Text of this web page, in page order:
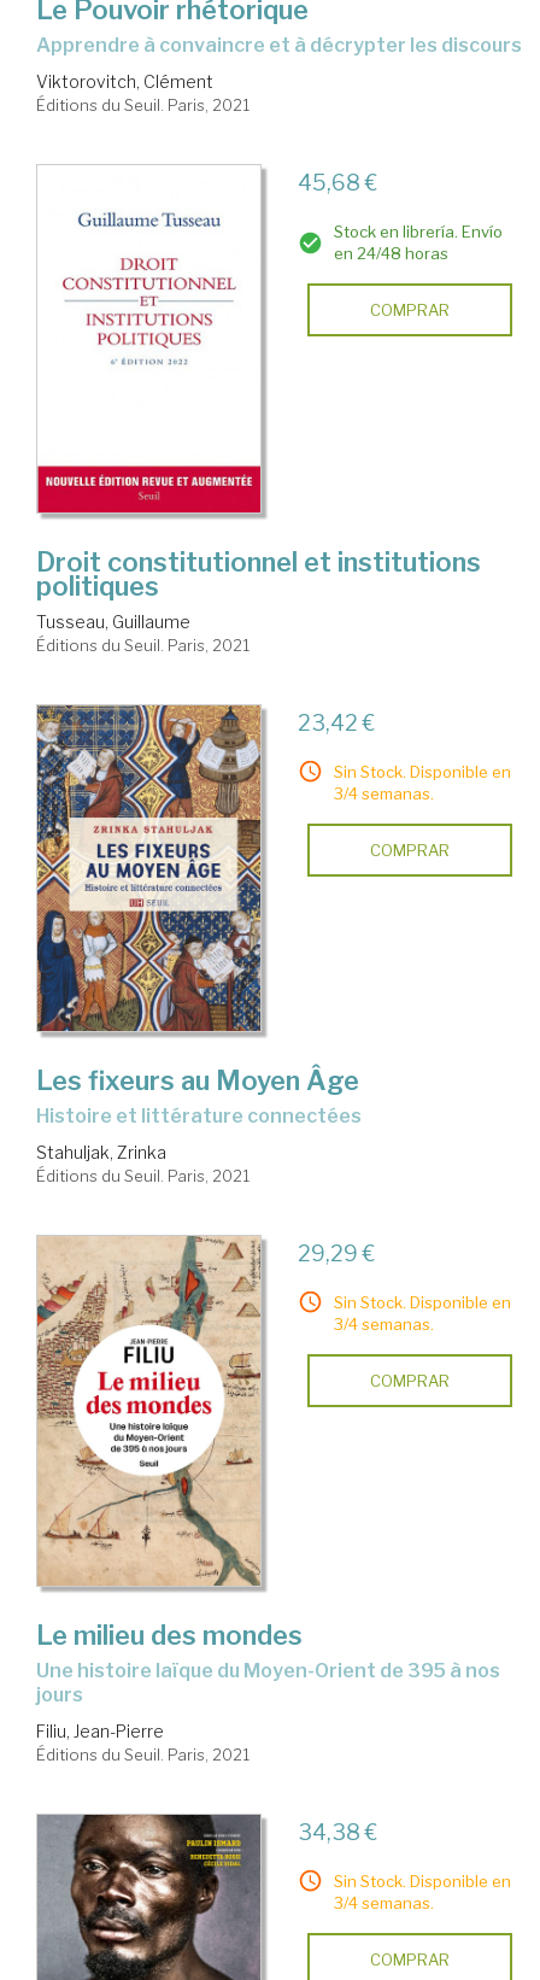
Le Pouvoir rhétorique
apprendre à convaincre et à décrypter les discours
Viktorovitch, Clément
Éditions du Seuil. Paris, 2021
45,68 €
Stock en librería. Envío
en 24/48 horas
COMPRAR
Droit constitutionnel et institutions
politiques
Tusseau, Guillaume
Éditions du Seuil. Paris, 2021
23,42 €
Sin Stock. Disponible en
3/4 semanas.
COMPRAR
Les fixeurs au Moyen Âge
histoire et littérature connectées
Stahuljak, Zrinka
Éditions du Seuil. Paris, 2021
29,29 €
Sin Stock. Disponible en
3/4 semanas.
COMPRAR
Le milieu des mondes
une histoire laïque du Moyen-Orient de 395 à nos
jours
Filiu, Jean-Pierre
Éditions du Seuil. Paris, 2021
34,38 €
Sin Stock. Disponible en
3/4 semanas.
COMPRAR